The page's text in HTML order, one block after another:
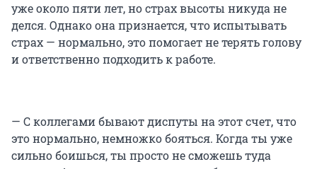
уже около пяти лет, но страх высоты никуда не
делся. Однако она признается, что испытывать
страх — нормально, это помогает не терять голову
и ответственно подходить к работе.
— С коллегами бывают диспуты на этот счет, что
это нормально, немножко бояться. Когда ты уже
сильно боишься, ты просто не сможешь туда